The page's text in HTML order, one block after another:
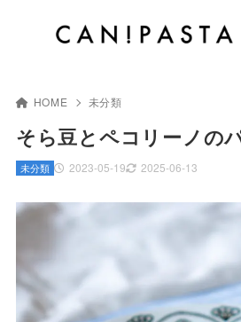
HOME 未分類
そら豆とペコリーノの
2023-05-19 2025-06-13
未分類